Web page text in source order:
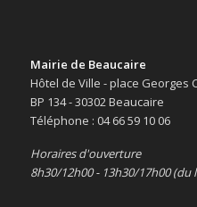
Mairie de Beaucaire
Hôtel de Ville - place Georges
BP 134 - 30302 Beaucaire
Téléphone : 04 66 59 10 06
Horaires d'ouverture
8h30/12h00 - 13h30/17h00 (du